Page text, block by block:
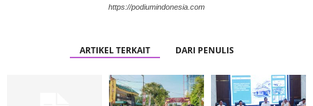
https://podiumindonesia.com
ARTIKEL TERKAIT DARI PENULIS